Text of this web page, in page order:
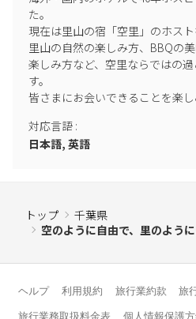
ださい。
た。
現在は里山の宿「空里」のホスト
里山の自然の楽しみ方、BBQの
楽しみ方など、空里ならではの
す。
皆さまにお会いできることを楽し
対応言語 :
日本語, 英語
トップ
千葉県
空のように自由で、里のよう
ヘルプ 利用規約 旅行業約款 旅
旅行業務取扱料金表 個人情報保護